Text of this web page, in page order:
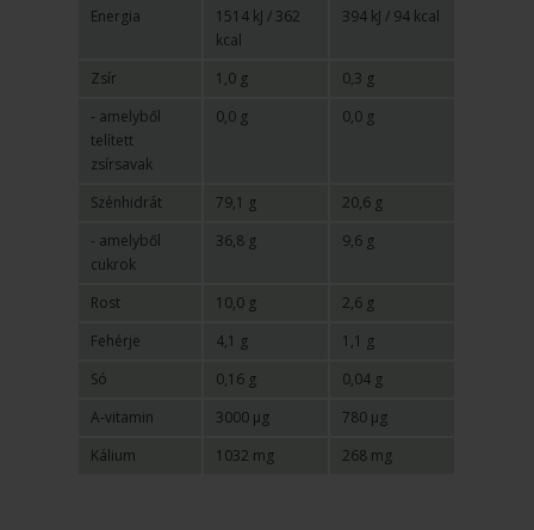
Energia
1514 kJ / 362
kcal
394 kJ / 94 kcal
Zsír 1,0 g
0,3 g
- amelyből
telített
zsírsavak
0,0 g 0,0 g
Szénhidrát 79,1 g
20,6 g
- amelyből
cukrok
36,8 g 9,6 g
Rost 10,0 g
2,6 g
Fehérje
4,1 g
1,1 g
Só
0,16 g
0,04 g
A-vitamin
3000 µg
780 µg
Kálium
1032 mg 268 mg